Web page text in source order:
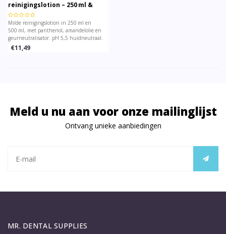
reinigingslotion – 250 ml &
500 ml
Milde reinigingslotion in 250 ml en
500 ml, met panthenol, amandelolie en
geurneutralisator. pH 5,5 huidneutraal.
Verzorgt, hydrateert en reinigt de
gevoelige huid zonder uitdrogen.
€11,49
Meld u nu aan voor onze mailinglijst
Ontvang unieke aanbiedingen
MR. DENTAL SUPPLIES